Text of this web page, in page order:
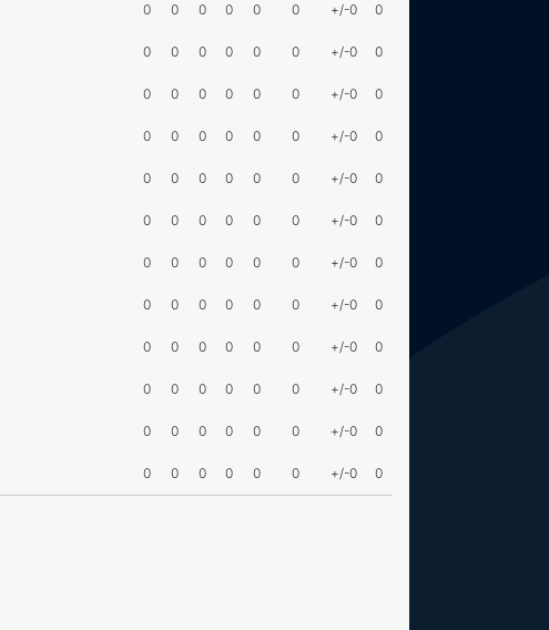
0 0 0 0 0 0 +/-0 0
0 0 0 0 0 0 +/-0 0
0 0 0 0 0 0 +/-0 0
0 0 0 0 0 0 +/-0 0
0 0 0 0 0 0 +/-0 0
0 0 0 0 0 0 +/-0 0
0 0 0 0 0 0 +/-0 0
0 0 0 0 0 0 +/-0 0
0 0 0 0 0 0 +/-0 0
0 0 0 0 0 0 +/-0 0
0 0 0 0 0 0 +/-0 0
0 0 0 0 0 0 +/-0 0